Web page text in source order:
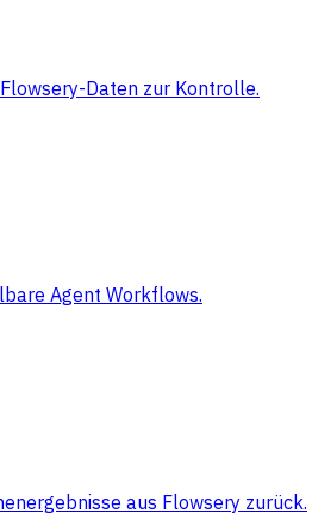
Daten zur Kontrolle.
Agent Workflows.
aus Flowsery zurück.